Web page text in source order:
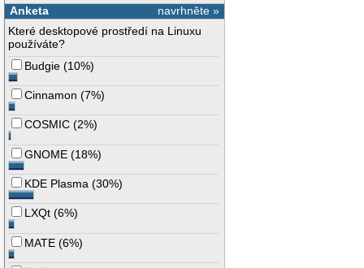
navrhněte »
Anketa
Které desktopové prostředí na Linuxu
používáte?
Budgie (10%)
Cinnamon (7%)
COSMIC (2%)
GNOME (18%)
KDE Plasma (30%)
LXQt (6%)
MATE (6%)